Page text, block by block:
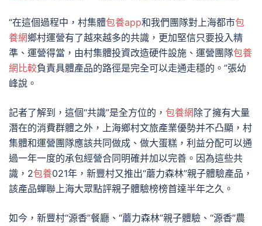
“在這個過程中，村集體包養app和我們團隊對上海都市包
養網鄉村運營有了越來越多的共識，更加堅信只要投入精
準、運營得當，由村集體投資改造硬件設施、運營團隊包養
網比較負責具體產品的路徑是完全可以走通走穩的。”張幼
峰說。
記者了解到，這個“共識”是全方位的， 包養網 除了擁有大量
潛在的消費群體之外，上海鄉村文旅產業優勢并不凸顯，村
集體和運營團隊應該共同做成、做大蛋糕，利益分配可以通
過一年一度的承包經營合同明確并加以完善。因為這些共
識，2包養021年，新豐村又推出“蘑力森林”親子體驗產品，
該產品蟬聯上海大眾點評親子體驗榜榜首達半年之久。
如今，新豐村“源香”餐廳、“蘑力森林”親子體驗、“源香”農